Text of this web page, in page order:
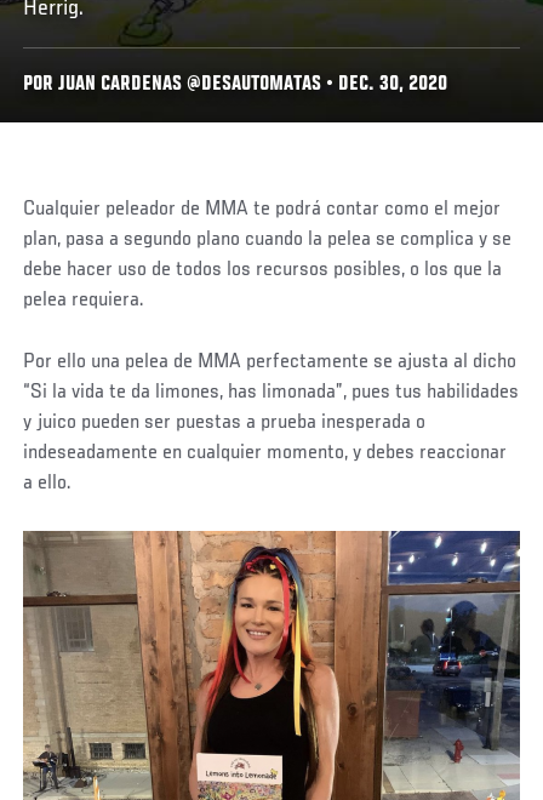
Herrig.
POR JUAN CARDENAS @DESAUTOMATAS • DEC. 30, 2020
Cualquier peleador de MMA te podrá contar como el mejor
plan, pasa a segundo plano cuando la pelea se complica y se
debe hacer uso de todos los recursos posibles, o los que la
pelea requiera.
Por ello una pelea de MMA perfectamente se ajusta al dicho
“Si la vida te da limones, has limonada”, pues tus habilidades
y juico pueden ser puestas a prueba inesperada o
indeseadamente en cualquier momento, y debes reaccionar
a ello.